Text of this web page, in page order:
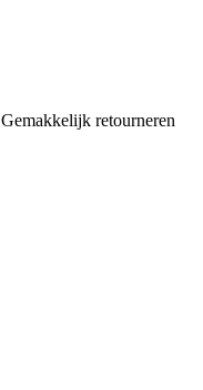
Gemakkelijk retourneren